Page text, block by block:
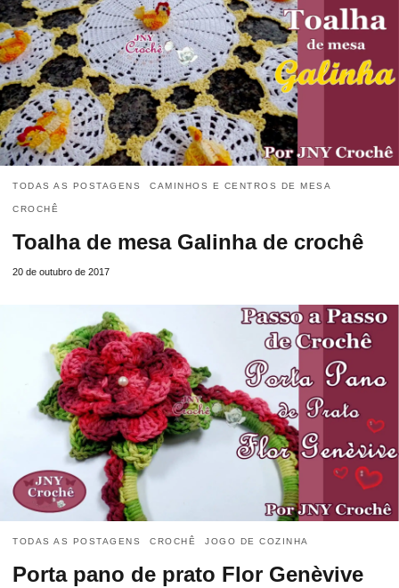
TODAS AS POSTAGENS CAMINHOS E CENTROS DE MESA
CROCHÊ
Toalha de mesa Galinha de crochê
20 de outubro de 2017
TODAS AS POSTAGENS CROCHÊ JOGO DE COZINHA
Porta pano de prato Flor Genèvive